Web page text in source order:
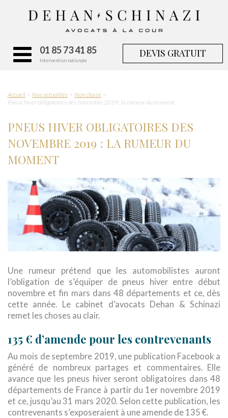
01 85 73 41 85
Intervention nationale
DEVIS GRATUIT
Accueil Nos actualités
Non classé
Pneus hiver obligatoires dès novembre 2019 : la rumeur du moment
PNEUS HIVER OBLIGATOIRES DES
NOVEMBRE 2019 : LA RUMEUR DU
MOMENT
Une rumeur prétend que les automobilistes auront
l’obligation de s’équiper de pneus hiver entre début
novembre et fin mars dans 48 départements et ce, dès
cette année. Le cabinet d’avocats Dehan & Schinazi
remet les choses au clair.
135 € d’amende pour les contrevenants
Au mois de septembre 2019, une publication Facebook a
généré de nombreux partages et commentaires. Elle
avance que les pneus hiver seront obligatoires dans 48
départements de France à partir du 1er novembre 2019
et ce, jusqu’au 31 mars 2020. Selon cette publication, les
contrevenants s’exposeraient à une amende de 135 €.